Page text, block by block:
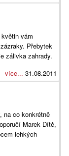
vám
Přebytek
zálivka zahrady.
více... 31.08.2011
na co konkrétně
Marek Dítě,
lehkých